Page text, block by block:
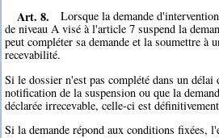
Art. 8.
Lorsque la demande
de niveau A visé à l'article 7 suspend la
peut compléter sa demande et la soumettre à
recevabilité.
Si le dossier n'est pas complété dans un délai
notification de la suspension ou que la
déclarée irrecevable, celle-ci est
Si la demande répond aux conditions fixées,